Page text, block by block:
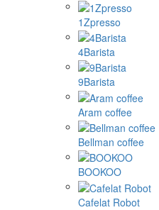
1Zpresso
4Barista
9Barista
Aram coffee
Bellman coffee
BOOKOO
Cafelat Robot